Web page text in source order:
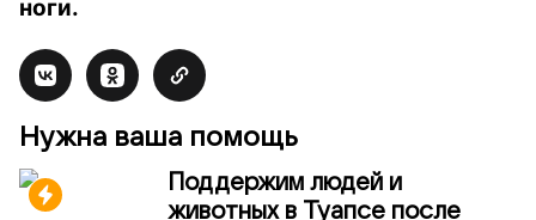
ноги.
Нужна ваша помощь
Поддержим людей и
животных в Туапсе после